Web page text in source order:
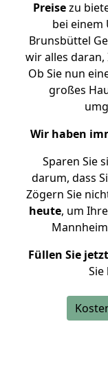
Preisezu
bei einem
Brunsbüttel
wir alles daran,
Ob Sie nun
großes
Wir haben
Sparen Sie
darum, dass
Zögern Sie
heute, um
Füllen Sie